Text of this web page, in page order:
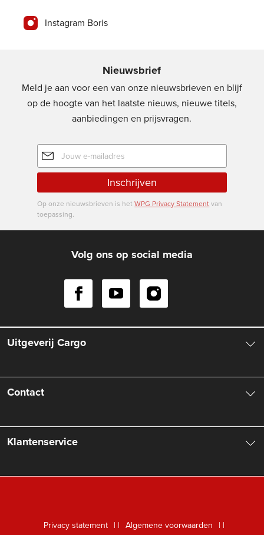
Instagram Boris
Nieuwsbrief
Meld je aan voor een van onze nieuwsbrieven en blijf
op de hoogte van het laatste nieuws, nieuwe titels,
aanbiedingen en prijsvragen.
E-
mailadres
Inschrijven
Op onze nieuwsbrieven is hetWPG Privacy Statementvan
toepassing.
Volg ons op social media
Uitgeverij Cargo
Vacatures
Nieuwsbrief
Contact
Foreign Rights
Klantenservice
Privacy statement
| Algemene voorwaarden
|